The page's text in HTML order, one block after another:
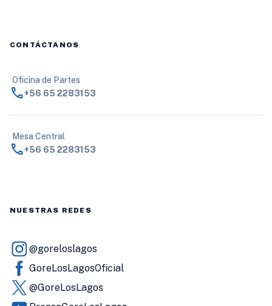
CONTÁCTANOS
Oficina de Partes
call+56 65 2283153
Mesa Central
call+56 65 2283153
NUESTRAS REDES
@goreloslagos
GoreLosLagosOficial
@GoreLosLagos